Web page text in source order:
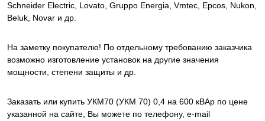
Schneider Electric, Lovato, Gruppo Energia, Vmtec, Epcos, Nukon,
Beluk, Novar и др.
На заметку покупателю! По отдельному требованию заказчика
возможно изготовление установок на другие значения
мощности, степени защиты и др.
Заказать или купить УКМ70 (УКМ 70) 0,4 на 600 кВАр по цене
указанной на сайте, Вы можете по телефону, e-mail